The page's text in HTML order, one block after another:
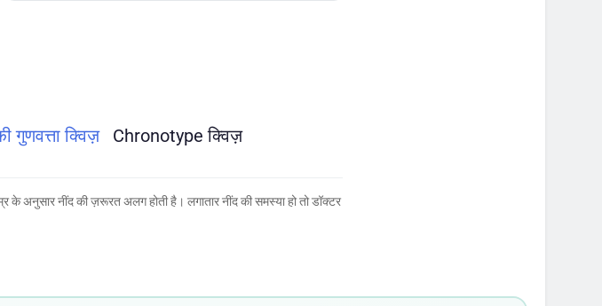
गुणवत्ता क्विज़ Chronotype क्विज़
अनुसार नींद की ज़रूरत अलग होती है। लगातार नींद की समस्या हो तो डॉक्टर